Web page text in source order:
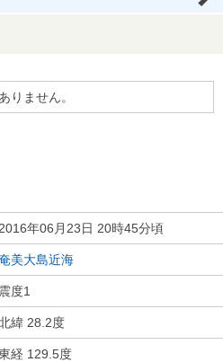
りません。
2016年06月23日 20時45分頃
美大島近海
震度1
緯 28.2度
経 129.5度